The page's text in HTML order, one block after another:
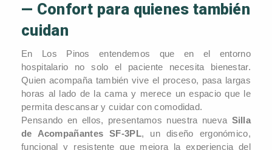
— Confort para quienes también
cuidan
En Los Pinos entendemos que en el entorno
hospitalario no solo el paciente necesita bienestar.
Quien acompaña también vive el proceso, pasa largas
horas al lado de la cama y merece un espacio que le
permita descansar y cuidar con comodidad.
Pensando en ellos, presentamos nuestra nueva Silla
de Acompañantes SF-3PL, un diseño ergonómico,
funcional y resistente que mejora la experiencia del